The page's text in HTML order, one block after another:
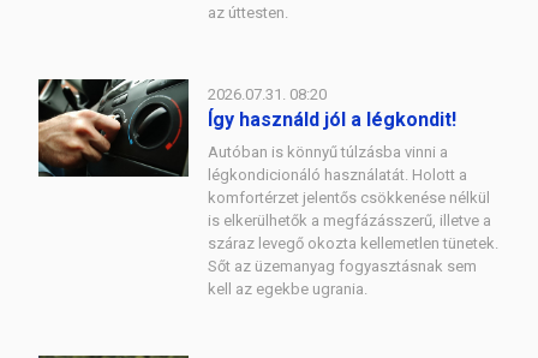
az úttesten.
2026.07.31. 08:20
Így használd jól a légkondit!
Autóban is könnyű túlzásba vinni a
légkondicionáló használatát. Holott a
komfortérzet jelentős csökkenése nélkül
is elkerülhetők a megfázásszerű, illetve a
száraz levegő okozta kellemetlen tünetek.
Sőt az üzemanyag fogyasztásnak sem
kell az egekbe ugrania.